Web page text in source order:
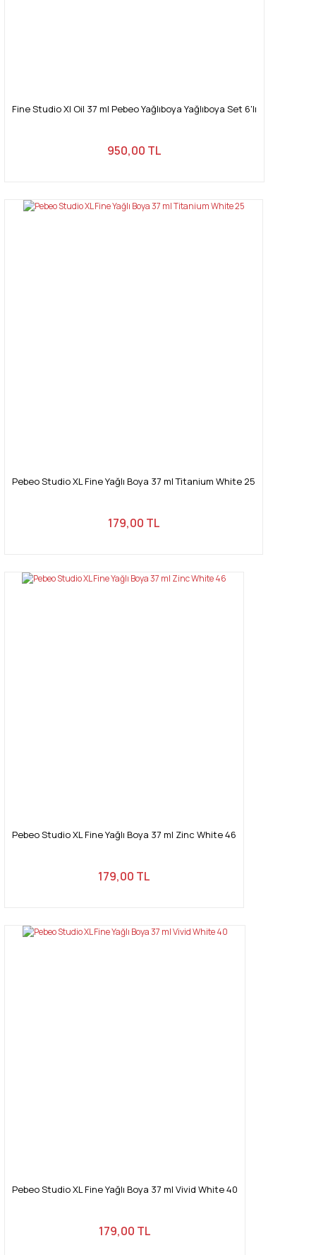
Fine Studio Xl Oil 37 ml Pebeo Yağlıboya Yağlıboya Set 6'lı
950,00 TL
Pebeo Studio XL Fine Yağlı Boya 37 ml Titanium White 25
179,00 TL
Pebeo Studio XL Fine Yağlı Boya 37 ml Zinc White 46
179,00 TL
Pebeo Studio XL Fine Yağlı Boya 37 ml Vivid White 40
179,00 TL